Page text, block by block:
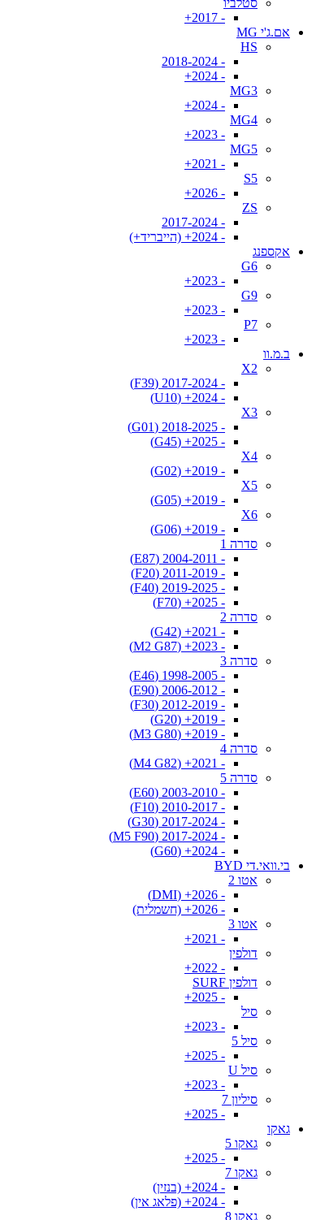
סטלביו
- 2017+
אם.ג'י MG
HS
- 2018-2024
- 2024+
MG3
- 2024+
MG4
- 2023+
MG5
- 2021+
S5
- 2026+
ZS
- 2017-2024
- 2024+ (הייבריד+)
אקספנג
G6
- 2023+
G9
- 2023+
P7
- 2023+
ב.מ.וו
X2
- 2017-2024 (F39)
- 2024+ (U10)
X3
- 2018-2025 (G01)
- 2025+ (G45)
X4
- 2019+ (G02)
X5
- 2019+ (G05)
X6
- 2019+ (G06)
סדרה 1
- 2004-2011 (E87)
- 2011-2019 (F20)
- 2019-2025 (F40)
- 2025+ (F70)
סדרה 2
- 2021+ (G42)
- 2023+ (M2 G87)
סדרה 3
- 1998-2005 (E46)
- 2006-2012 (E90)
- 2012-2019 (F30)
- 2019+ (G20)
- 2019+ (M3 G80)
סדרה 4
- 2021+ (M4 G82)
סדרה 5
- 2003-2010 (E60)
- 2010-2017 (F10)
- 2017-2024 (G30)
- 2017-2024 (M5 F90)
- 2024+ (G60)
בי.וואי.די BYD
אטו 2
- 2026+ (DMI)
- 2026+ (חשמלית)
אטו 3
- 2021+
דולפין
- 2022+
דולפין SURF
- 2025+
סיל
- 2023+
סיל 5
- 2025+
סיל U
- 2023+
סיליון 7
- 2025+
גאקו
גאקו 5
- 2025+
גאקו 7
- 2024+ (בנזין)
- 2024+ (פלאג אין)
גאקו 8